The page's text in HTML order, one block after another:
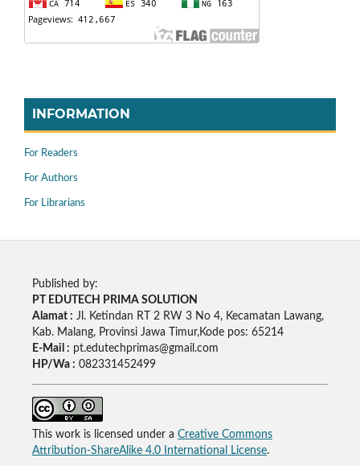
INFORMATION
For Readers
For Authors
For Librarians
Published by:
PT EDUTECH PRIMA SOLUTION
Alamat : Jl. Ketindan RT 2 RW 3 No 4, Kecamatan Lawang,
Kab. Malang, Provinsi Jawa Timur,Kode pos: 65214
E-Mail : pt.edutechprimas@gmail.com
HP/Wa : 082331452499
This work is licensed under a Creative Commons
Attribution-ShareAlike 4.0 International License.